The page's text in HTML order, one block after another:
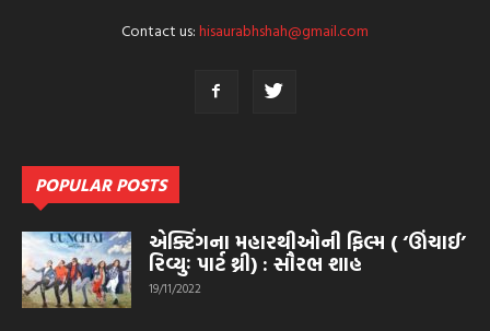
Contact us:hisaurabhshah@gmail.com
POPULAR POSTS
એક્ટિંગના મહારથીઓની ફિલ્મ ( ‘ઊંચાઈ’
રિવ્યુઃ પાર્ટ થ્રી) : સૌરભ શાહ
19/11/2022